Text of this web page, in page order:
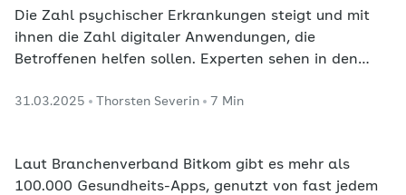
Die Zahl psychischer Erkrankungen steigt und mit
ihnen die Zahl digitaler Anwendungen, die
Betroffenen helfen sollen. Experten sehen in den
sie nicht für jeden Patienten geeignet. Für Nutzer ist
31.03.2025 Thorsten Severin 7 Min
Laut Branchenverband Bitkom gibt es mehr als
100.000 Gesundheits-Apps, genutzt von fast jedem